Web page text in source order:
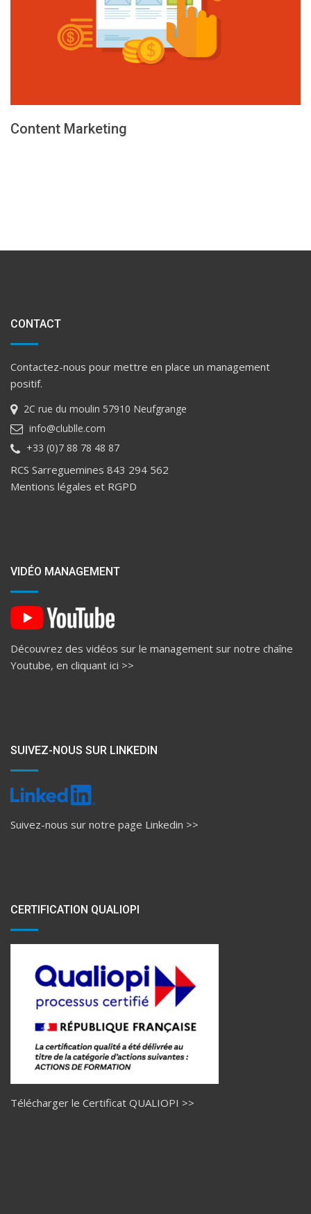
Content Marketing
CONTACT
Contactez-nous pour mettre en place un management
positif.
2C rue du moulin 57910 Neufgrange
info@clublle.com
+33 (0)7 88 78 48 87
RCS Sarreguemines 843 294 562
Mentions légales et RGPD
VIDÉO MANAGEMENT
Découvrez des vidéos sur le management sur notre chaîne
Youtube, en cliquant ici >>
SUIVEZ-NOUS SUR LINKEDIN
Suivez-nous sur notre page Linkedin >>
CERTIFICATION QUALIOPI
Télécharger le Certificat QUALIOPI >>